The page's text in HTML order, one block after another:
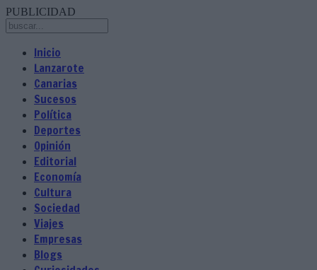
PUBLICIDAD
Inicio
Lanzarote
Canarias
Sucesos
Política
Deportes
Opinión
Editorial
Economía
Cultura
Sociedad
Viajes
Empresas
Blogs